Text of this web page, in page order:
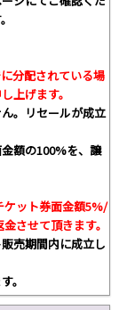
分配されている場
上げます。
。リセールが成立
額の100%を、譲
ケット券面金額5%/
させて頂きます。
売期間内に成立し
。